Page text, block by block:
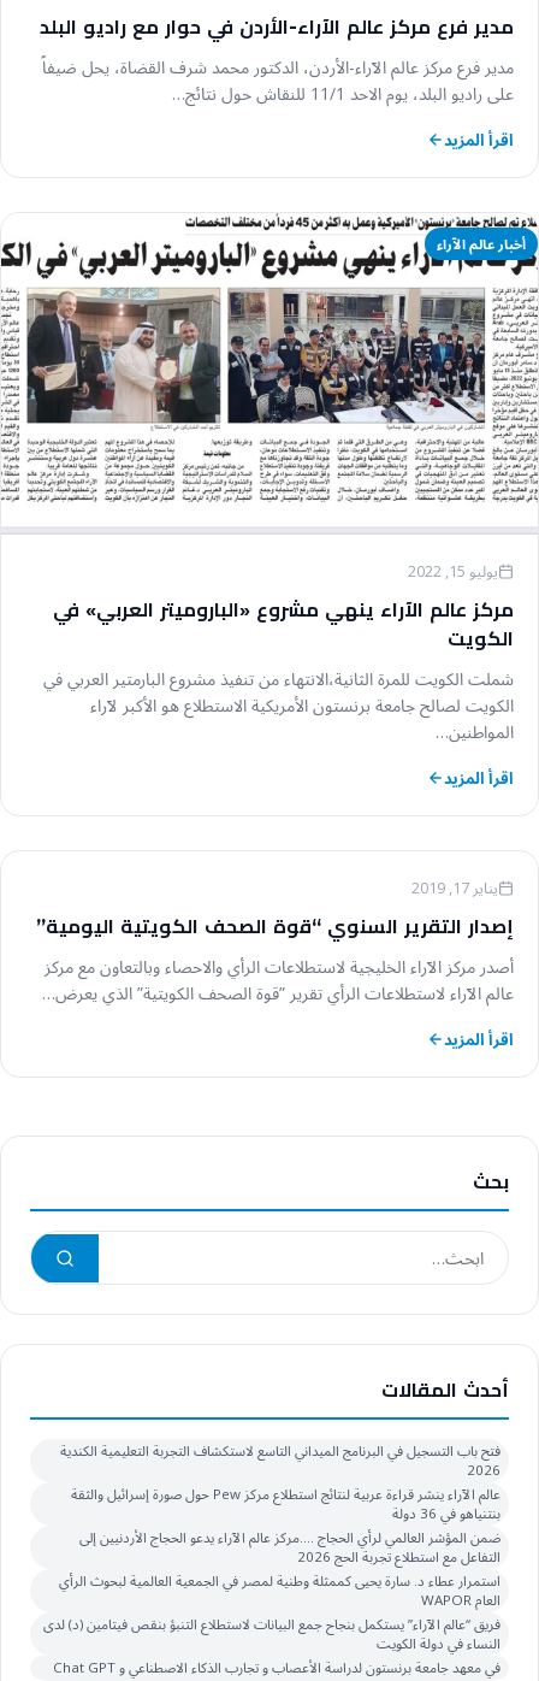
مدير فرع مركز عالم الآراء-الأردن في حوار مع راديو البلد
مدير فرع مركز عالم الآراء-الأردن، الدكتور محمد شرف القضاة، يحل ضيفاً
على راديو البلد، يوم الاحد 11/1 للنقاش حول نتائج…
اقرأ المزيد
أخبار عالم الآراء
يوليو 15, 2022
مركز عالم الآراء ينهي مشروع «الباروميتر العربي» في
الكويت
شملت الكويت للمرة الثانية،الانتهاء من تنفيذ مشروع البارمتير العربي في
الكويت لصالح جامعة برنستون الأمريكية الاستطلاع هو الأكبر لآراء
المواطنين…
اقرأ المزيد
أخبار عالم الآراء
يناير 17, 2019
إصدار التقرير السنوي “قوة الصحف الكويتية اليومية”
أصدر مركز الآراء الخليجية لاستطلاعات الرأي والاحصاء وبالتعاون مع مركز
عالم الآراء لاستطلاعات الرأي تقرير ”قوة الصحف الكويتية” الذي يعرض…
اقرأ المزيد
بحث
أحدث المقالات
فتح باب التسجيل في البرنامج الميداني التاسع لاستكشاف التجربة التعليمية الكندية
2026
عالم الآراء ينشر قراءة عربية لنتائج استطلاع مركز Pew حول صورة إسرائيل والثقة
بنتنياهو في 36 دولة
ضمن المؤشر العالمي لرأي الحجاج ….مركز عالم الآراء يدعو الحجاج الأردنيين إلى
التفاعل مع استطلاع تجربة الحج 2026
استمرار عطاء د. سارة يحيى كممثلة وطنية لمصر في الجمعية العالمية لبحوث الرأي
العام WAPOR
فريق “عالم الآراء” يستكمل بنجاح جمع البيانات لاستطلاع التنبؤ بنقص فيتامين (د) لدى
النساء في دولة الكويت
في معهد جامعة برنستون لدراسة الأعصاب و تجارب الذكاء الاصطناعي و Chat GPT